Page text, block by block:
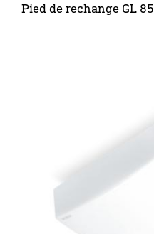
Pied de rechange GL 85